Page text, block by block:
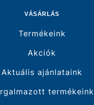
VÁSÁRLÁS
Termékeink
Akciók
Aktuális ajánlataink
termékeink